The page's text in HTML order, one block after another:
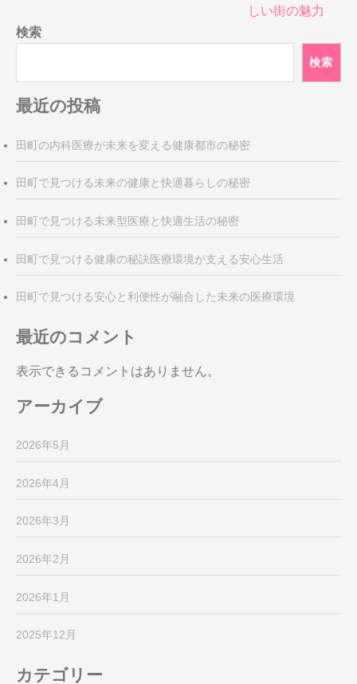
ゲ
ー
ョ
ン
しい街の魅力
検索
検索
最近の投稿
田町の内科医療が未来を変える健康都市の秘密
田町で見つける未来の健康と快適暮らしの秘密
田町で見つける未来型医療と快適生活の秘密
田町で見つける健康の秘訣医療環境が支える安心生活
田町で見つける安心と利便性が融合した未来の医療環境
最近のコメント
表示できるコメントはありません。
アーカイブ
2026年5月
2026年4月
2026年3月
2026年2月
2026年1月
2025年12月
カテゴリー